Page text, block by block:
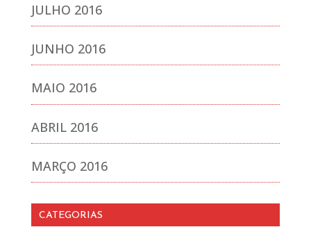
JULHO 2016
JUNHO 2016
MAIO 2016
ABRIL 2016
MARÇO 2016
CATEGORIAS